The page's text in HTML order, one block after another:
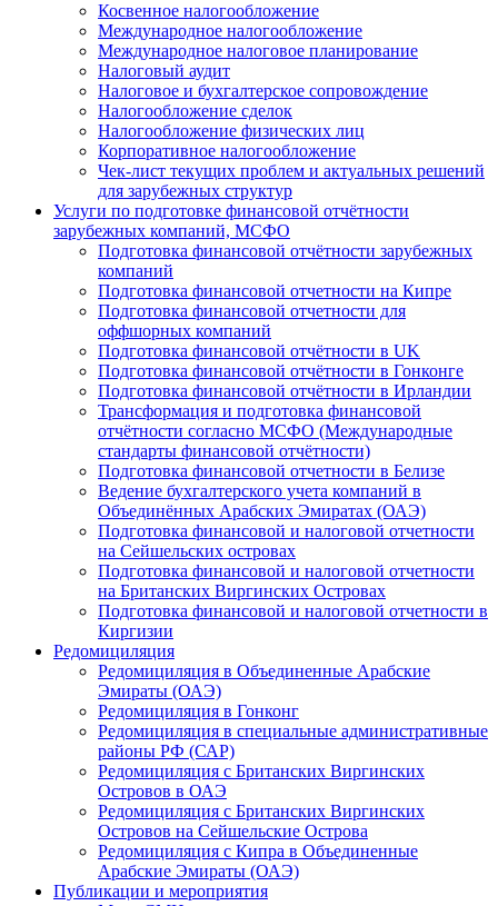
Косвенное налогообложение
Международное налогообложение
Международное налоговое планирование
Налоговый аудит
Налоговое и бухгалтерское сопровождение
Налогообложение сделок
Налогообложение физических лиц
Корпоративное налогообложение
Чек-лист текущих проблем и актуальных решений
для зарубежных структур
Услуги по подготовке финансовой отчётности
зарубежных компаний, МСФО
Подготовка финансовой отчётности зарубежных
компаний
Подготовка финансовой отчетности на Кипре
Подготовка финансовой отчетности для
оффшорных компаний
Подготовка финансовой отчётности в UK
Подготовка финансовой отчётности в Гонконге
Подготовка финансовой отчётности в Ирландии
Трансформация и подготовка финансовой
отчётности согласно МСФО (Международные
стандарты финансовой отчётности)
Подготовка финансовой отчетности в Белизе
Ведение бухгалтерского учета компаний в
Объединённых Арабских Эмиратах (ОАЭ)
Подготовка финансовой и налоговой отчетности
на Сейшельских островах
Подготовка финансовой и налоговой отчетности
на Британских Виргинских Островах
Подготовка финансовой и налоговой отчетности в
Киргизии
Редомициляция
Редомициляция в Объединенные Арабские
Эмираты (ОАЭ)
Редомициляция в Гонконг
Редомициляция в специальные административные
районы РФ (САР)
Редомициляция с Британских Виргинских
Островов в ОАЭ
Редомициляция с Британских Виргинских
Островов на Сейшельские Острова
Редомициляция с Кипра в Объединенные
Арабские Эмираты (ОАЭ)
Публикации и мероприятия